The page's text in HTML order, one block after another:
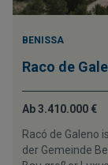
BENISSA
Raco de
Ab 3.410.000 €
Racó de Galeno
der Gemeinde